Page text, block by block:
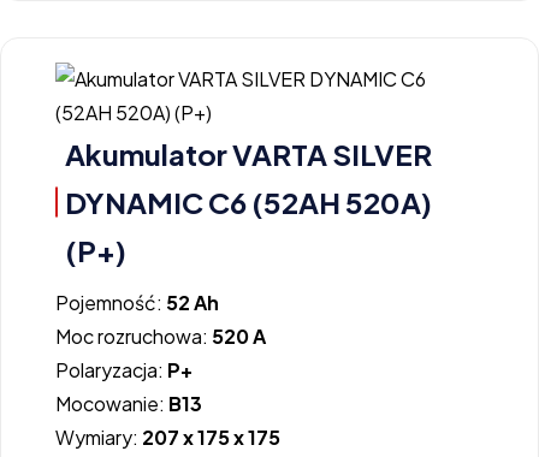
Akumulator VARTA SILVER
DYNAMIC C6 (52AH 520A)
(P+)
Pojemność: 52 Ah
Moc rozruchowa: 520 A
Polaryzacja: P+
Mocowanie: B13
Wymiary: 207 x 175 x 175